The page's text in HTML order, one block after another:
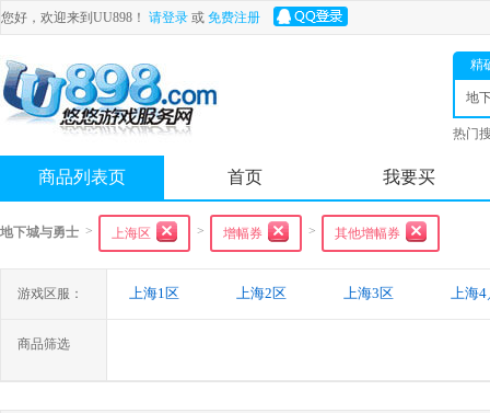
您好，欢迎来到UU898！ 请登录 或 免费注册
精
地
士
热门
商品列表页 首页 我要买
地下城与勇士 > 上海区 > 增幅券 > 其他增幅券
游戏区服： 上海1区 上海2区 上海3区 上海4
商品筛选